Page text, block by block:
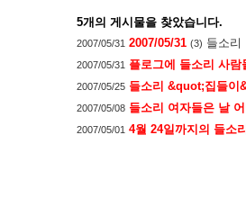
5개의 게시물을 찾았습니다.
2007/05/31 2007/05/31 (3) 들소리
2007/05/31 플로그에 들소리 사
2007/05/25 들소리 &quot;집들이
2007/05/08 들소리 여자들은 날
2007/05/01 4월 24일까지의 들소